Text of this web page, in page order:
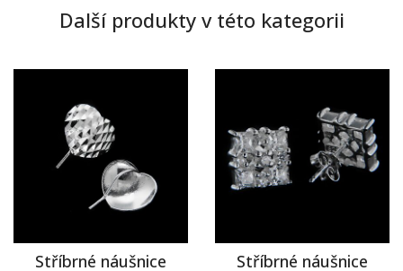
Další produkty v této kategorii
Stříbrné náušnice Stříbrné náušnice